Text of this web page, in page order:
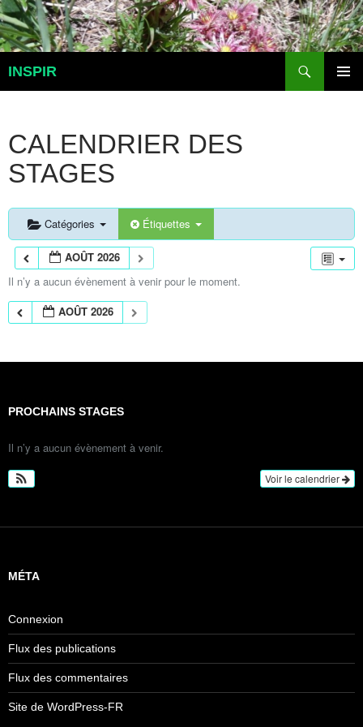
Aller
au
contenu
INSPIR
CALENDRIER DES
STAGES
Catégories Étiquettes
AOÛT 2026
Il n’y a aucun évènement à venir pour le moment.
AOÛT 2026
PROCHAINS STAGES
Il n’y a aucun évènement à venir.
Voir le calendrier
MÉTA
Connexion
Flux des publications
Flux des commentaires
Site de WordPress-FR